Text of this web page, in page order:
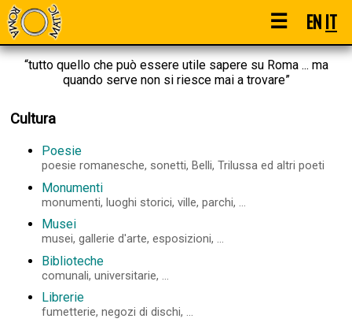
☰ ENIT
“tutto quello che può essere utile sapere su Roma ... ma
quando serve non si riesce mai a trovare”
Cultura
Poesie
poesie romanesche, sonetti, Belli, Trilussa ed altri poeti
Monumenti
monumenti, luoghi storici, ville, parchi, ...
Musei
musei, gallerie d'arte, esposizioni, ...
Biblioteche
comunali, universitarie, ...
Librerie
fumetterie, negozi di dischi, ...